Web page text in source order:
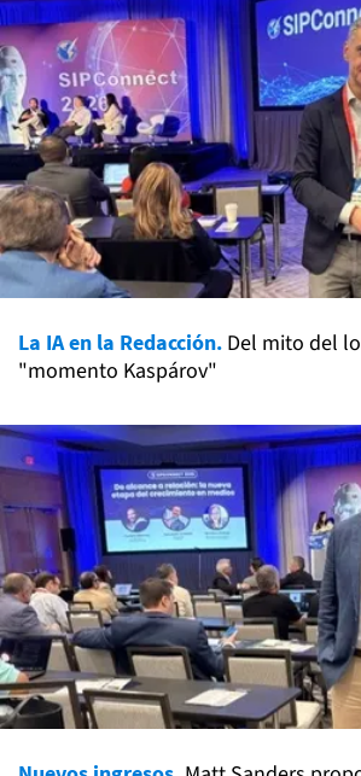
La IA en la Redacción. Del mito del
"momento Kaspárov"